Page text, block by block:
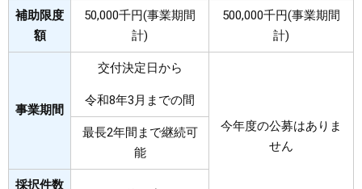
補助限度
額
50,000千円(事業期間
計)
500,000千円(事業期間
計)
事業期間
交付決定日から
令和8年3月までの間
今年度の公募はありま
せん
最長2年間まで継続可
能
採択件数